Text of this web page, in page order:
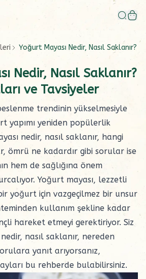
Yoğurt Mayası Nedir, Nasıl Saklanır?
Nedir, Nasıl Saklanır?
ve Tavsiyeler
trendinin yükselmesiyle
yapımı yeniden popülerlik
nedir, nasıl saklanır, hangi
ömrü ne kadardır gibi sorular ise
hem de sağlığına önem
Yoğurt mayası, lezzetli
yoğurt için vazgeçilmez bir unsur
kullanım şekline kadar
hareket etmeyi gerektiriyor. Siz
nasıl saklanır, nereden
yanıt arıyorsanız,
bu rehberde bulabilirsiniz.